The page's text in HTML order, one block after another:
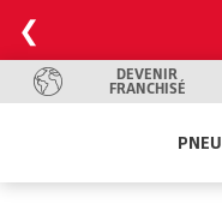
❮
DEVENIR
FRANCHISÉ
PNEU